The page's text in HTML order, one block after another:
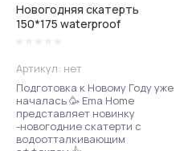
Новогодняя скатерть
150*175 waterproof
Артикул: нет
Подготовка к Новому Году уже
началась 🥳 Ema Home
представляет новинку
-новогодние скатерти с
водоотталкивающим